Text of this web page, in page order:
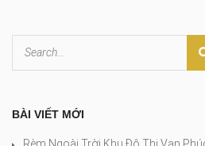
BÀI VIẾT MỚI
Rèm Ngoài Trời Khu Đô Thị Vạn